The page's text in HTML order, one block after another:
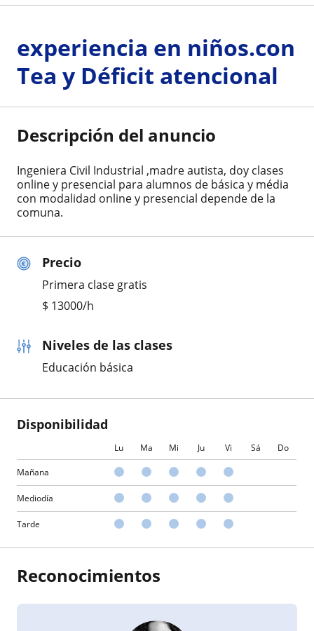
Precio
Primera clase gratis
$ 13000/h
Niveles de las clases
Educación básica
Disponibilidad
Lu Ma Mi Ju Vi Sá Do
Mañana
Mediodía
Tarde
experiencia en niños.con
Tea y Déficit atencional
Descripción del anuncio
Ingeniera Civil Industrial ,madre autista, doy clases
online y presencial para alumnos de básica y média
con modalidad online y presencial depende de la
comuna.
Reconocimientos